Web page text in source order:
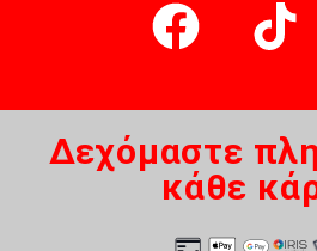
Δεχόμαστε
κάθε